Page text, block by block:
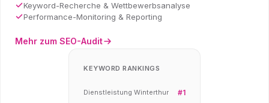
Keyword-Recherche & Wettbewerbsanalyse
Performance-Monitoring & Reporting
Mehr zum SEO-Audit
KEYWORD RANKINGS
Dienstleistung Winterthur #1